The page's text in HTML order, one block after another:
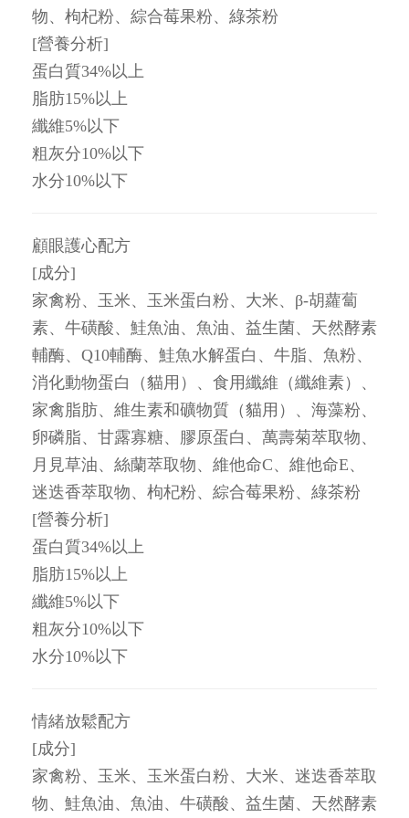
物、枸杞粉、綜合莓果粉、綠茶粉
[營養分析]
蛋白質34%以上
脂肪15%以上
纖維5%以下
粗灰分10%以下
水分10%以下
顧眼護心配方
[成分]
家禽粉、玉米、玉米蛋白粉、大米、β-胡蘿蔔
素、牛磺酸、鮭魚油、魚油、益生菌、天然酵素
輔酶、Q10輔酶、鮭魚水解蛋白、牛脂、魚粉、
消化動物蛋白（貓用）、食用纖維（纖維素）、
家禽脂肪、維生素和礦物質（貓用）、海藻粉、
卵磷脂、甘露寡糖、膠原蛋白、萬壽菊萃取物、
月見草油、絲蘭萃取物、維他命C、維他命E、
迷迭香萃取物、枸杞粉、綜合莓果粉、綠茶粉
[營養分析]
蛋白質34%以上
脂肪15%以上
纖維5%以下
粗灰分10%以下
水分10%以下
情緒放鬆配方
[成分]
家禽粉、玉米、玉米蛋白粉、大米、迷迭香萃取
物、鮭魚油、魚油、牛磺酸、益生菌、天然酵素